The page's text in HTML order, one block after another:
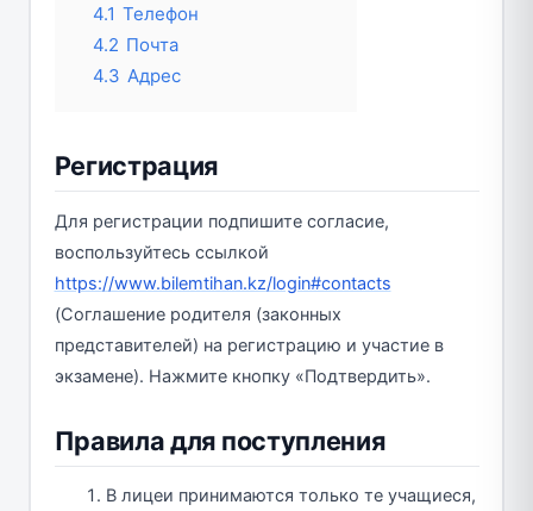
4.1 Телефон
4.2 Почта
4.3 Адрес
Регистрация
Для регистрации подпишите согласие,
воспользуйтесь ссылкой
https://www.bilemtihan.kz/login#contacts
(Соглашение родителя (законных
представителей) на регистрацию и участие в
экзамене). Нажмите кнопку «Подтвердить».
Правила для поступления
В лицеи принимаются только те учащиеся,